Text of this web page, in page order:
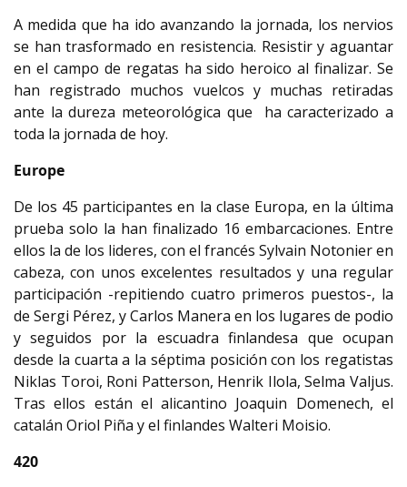
A medida que ha ido avanzando la jornada, los nervios
se han trasformado en resistencia. Resistir y aguantar
en el campo de regatas ha sido heroico al finalizar. Se
han registrado muchos vuelcos y muchas retiradas
ante la dureza meteorológica que ha caracterizado a
toda la jornada de hoy.
Europe
De los 45 participantes en la clase Europa, en la última
prueba solo la han finalizado 16 embarcaciones. Entre
ellos la de los lideres, con el francés Sylvain Notonier en
cabeza, con unos excelentes resultados y una regular
participación -repitiendo cuatro primeros puestos-, la
de Sergi Pérez, y Carlos Manera en los lugares de podio
y seguidos por la escuadra finlandesa que ocupan
desde la cuarta a la séptima posición con los regatistas
Niklas Toroi, Roni Patterson, Henrik Ilola, Selma Valjus.
Tras ellos están el alicantino Joaquin Domenech, el
catalán Oriol Piña y el finlandes Walteri Moisio.
420